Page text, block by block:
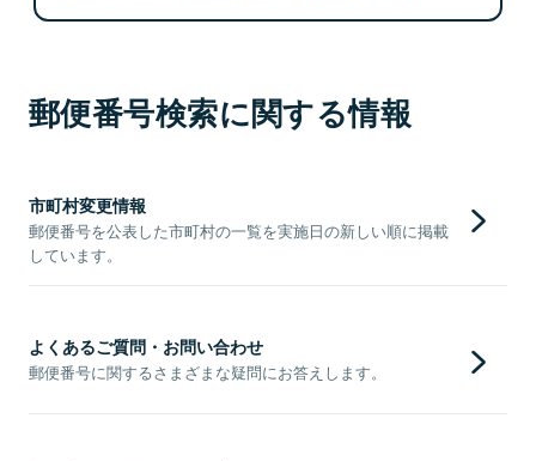
郵便番号検索に関する情報
市町村変更情報
郵便番号を公表した市町村の一覧を実施日の新しい順に掲載
しています。
よくあるご質問・お問い合わせ
郵便番号に関するさまざまな疑問にお答えします。